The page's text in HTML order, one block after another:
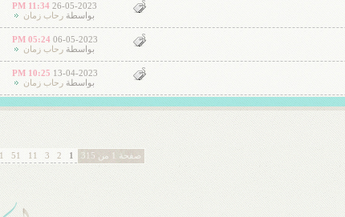
26-05-2023
11:34 PM
بواسطةرحاب زمان
06-05-2023
05:24 PM
بواسطةرحاب زمان
13-04-2023
10:25 PM
بواسطةرحاب زمان
صفحة 1 من 315 1
2
3
11
51